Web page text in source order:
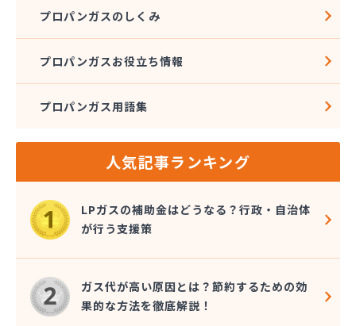
松本事業株式会社
上田広域LPガス協同組合
城南高沢ガス株式会社
信濃ガス協同組合
神津燃料
斉藤商店
千曲通商株式会社
早武商店
大島屋酒店
大澤燃料店
竹内六男
中央石油株式会社本社
中央物産株式会社
プロパンガスのしくみ
プロパンガスお役立ち情報
プロパンガス用語集
人気記事ランキング
LPガスの補助金はどうなる？行政・自治体
が行う支援策
ガス代が高い原因とは？節約するための効
果的な方法を徹底解説！